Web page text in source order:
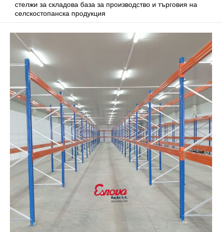
стелжи за складова база за производство и търговия на
селскостопанска продукция